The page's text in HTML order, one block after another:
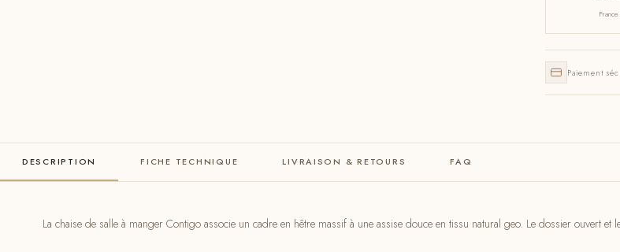
Paiement
DESCRIPTION FICHE TECHNIQUE LIVRAISON & RETOURS FAQ
La chaise de salle à manger Contigo associe un cadre en hêtre massif à une assise douce en tissu natural geo. Le dossier ouvert et